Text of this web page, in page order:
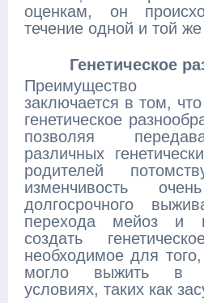
оценкам, он
течение одной и той
Генетическое
Преимущество
заключается в том,
генетическое
позволяя
различных
родителей
изменчивость
долгосрочного
перехода мейоз и
создать
необходимое для
могло выжить в
условиях, таких как